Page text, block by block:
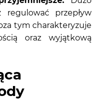
przepływ
tym charakteryzuje
oraz wyjątkową